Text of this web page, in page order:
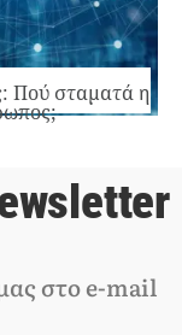
Πού σταματά η
στο e-mail